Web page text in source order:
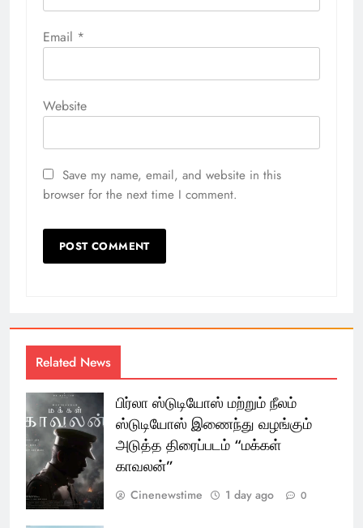
Email *
Website
Save my name, email, and website in this
browser for the next time I comment.
Related News
பிர்லா ஸ்டுடியோஸ் மற்றும் நீலம்
ஸ்டுடியோஸ் இணைந்து வழங்கும்
அடுத்த திரைப்படம் “மக்கள்
காவலன்”
Cinenewstime 1 day ago 0